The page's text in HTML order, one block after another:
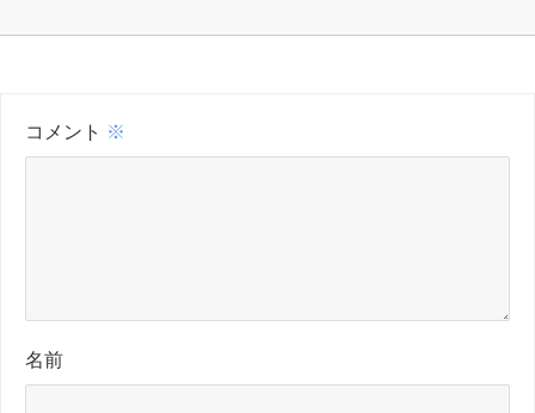
コメント ※
名前